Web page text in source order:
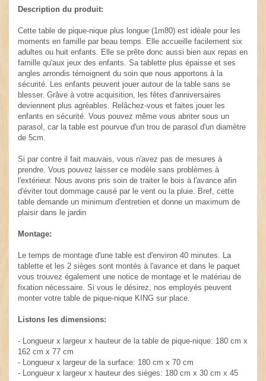
Description du produit:
Cette table de pique-nique plus longue (1m80) est idéale pour les
moments en famille par beau temps. Elle accueille facilement six
adultes ou huit enfants. Elle se prête donc aussi bien aux repas en
famille qu'aux jeux des enfants. Sa tablette plus épaisse et ses
angles arrondis témoignent du soin que nous apportons à la
sécurité. Les enfants peuvent jouer autour de la table sans se
blesser. Grâve à votre acquisition, les fêtes d'anniversaires
deviennent plus agréables. Relâchez-vous et faites jouer les
enfants en sécurité. Vous pouvez même vous abriter sous un
parasol, car la table est pourvue d'un trou de parasol d'un diamètre
de 5cm.
Si par contre il fait mauvais, vous n'avez pas de mesures à
prendre. Vous pouvez laisser ce modèle sans problèmes à
l'extérieur. Nous avons pris soin de traiter le bois à l'avance afin
d'éviter tout dommage causé par le vent ou la pluie. Bref, cette
table demande un minimum d'entretien et donne un maximum de
plaisir dans le jardin
Montage:
Le temps de montage d'une table est d'environ 40 minutes. La
tablette et les 2 sièges sont montés à l'avance et dans le paquet
vous trouvez également une notice de montage et le matériau de
fixation nécessaire. Si vous le désirez, nos employés peuvent
monter votre table de pique-nique KING sur place.
Listons les dimensions:
- Longueur x largeur x hauteur de la table de pique-nique: 180 cm x
162 cm x 77 cm
- Longueur x largeur de la surface: 180 cm x 70 cm
- Longueur x largeur x hauteur des sièges: 180 cm x 30 cm x 45